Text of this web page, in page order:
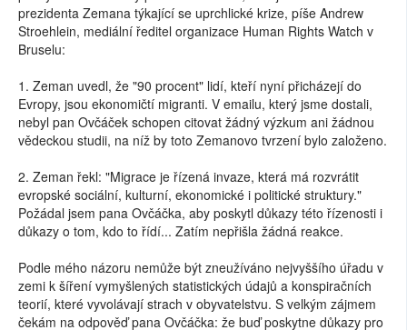
prezidenta Zemana týkající se uprchlické krize, píše Andrew
Stroehlein, mediální ředitel organizace Human Rights Watch v
Bruselu:
1. Zeman uvedl, že "90 procent" lidí, kteří nyní přicházejí do
Evropy, jsou ekonomičtí migranti. V emailu, který jsme dostali,
nebyl pan Ovčáček schopen citovat žádný výzkum ani žádnou
vědeckou studii, na níž by toto Zemanovo tvrzení bylo založeno.
2. Zeman řekl: "Migrace je řízená invaze, která má rozvrátit
evropské sociální, kulturní, ekonomické i politické struktury."
Požádal jsem pana Ovčáčka, aby poskytl důkazy této řízenosti i
důkazy o tom, kdo to řídí... Zatím nepřišla žádná reakce.
Podle mého názoru nemůže být zneužíváno nejvyššího úřadu v
zemi k šíření vymyšlených statistických údajů a konspiračních
teorií, které vyvolávají strach v obyvatelstvu. S velkým zájmem
čekám na odpověď pana Ovčáčka: že buď poskytne důkazy pro